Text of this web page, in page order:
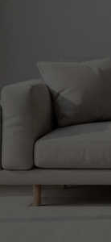
rapide et facile!